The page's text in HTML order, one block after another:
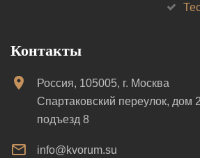
Контакты
Россия, 105005, г. Москва
Спартаковский переулок, дом
подъезд 8
info@kvorum.su